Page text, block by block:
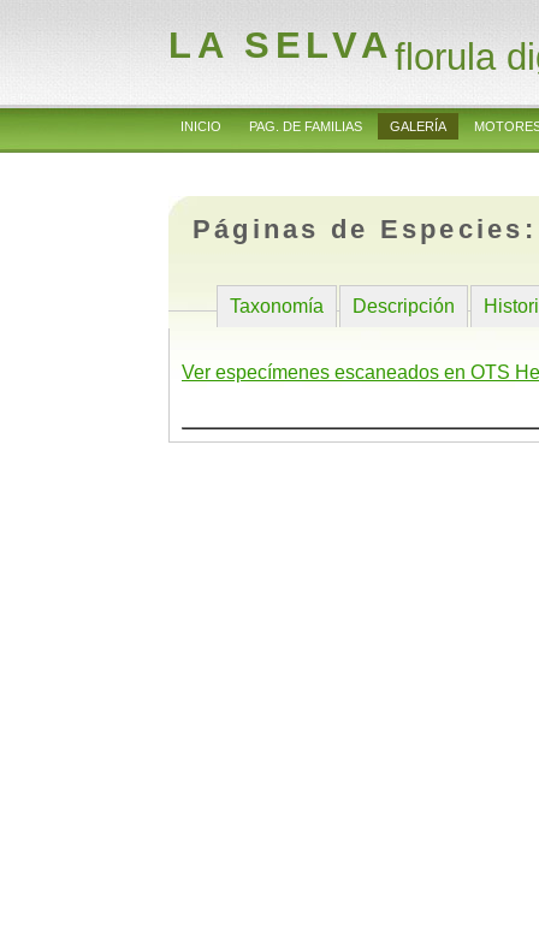
LA SELVAflorula
INICIO PAG. DE FAMILIAS GALERÍA
Páginas de
Taxonomía Descripción
Ver especímenes escaneados en OTS